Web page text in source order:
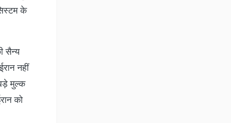
के
सैन्य
नहीं
मुल्क
को